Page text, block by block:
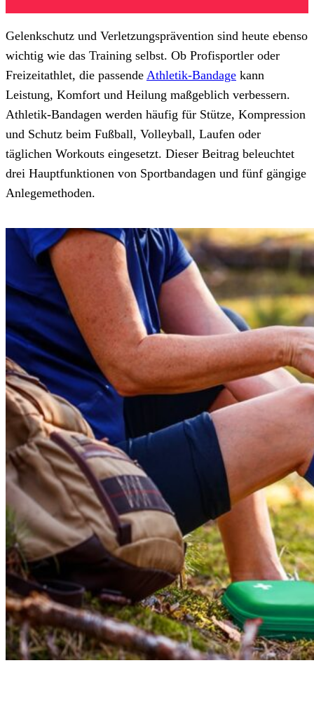
Gelenkschutz und Verletzungsprävention sind heute ebenso
wichtig wie das Training selbst. Ob Profisportler oder
Freizeitathlet, die passende Athletik-Bandage kann
Leistung, Komfort und Heilung maßgeblich verbessern.
Athletik-Bandagen werden häufig für Stütze, Kompression
und Schutz beim Fußball, Volleyball, Laufen oder
täglichen Workouts eingesetzt. Dieser Beitrag beleuchtet
drei Hauptfunktionen von Sportbandagen und fünf gängige
Anlegemethoden.